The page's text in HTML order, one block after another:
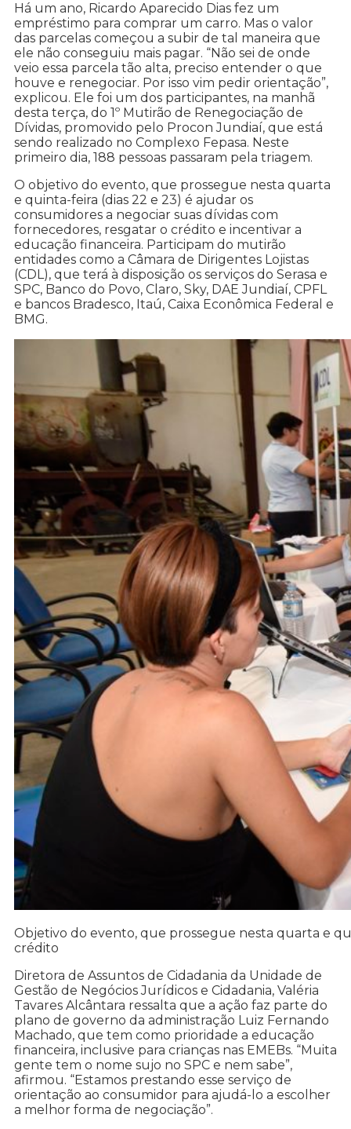
Há um ano, Ricardo Aparecido Dias fez um
empréstimo para comprar um carro. Mas o valor
das parcelas começou a subir de tal maneira que
ele não conseguiu mais pagar. “Não sei de onde
veio essa parcela tão alta, preciso entender o que
houve e renegociar. Por isso vim pedir orientação”,
explicou. Ele foi um dos participantes, na manhã
desta terça, do 1º Mutirão de Renegociação de
Dívidas, promovido pelo Procon Jundiaí, que está
sendo realizado no Complexo Fepasa. Neste
primeiro dia, 188 pessoas passaram pela triagem.
O objetivo do evento, que prossegue nesta quarta
e quinta-feira (dias 22 e 23) é ajudar os
consumidores a negociar suas dívidas com
fornecedores, resgatar o crédito e incentivar a
educação financeira. Participam do mutirão
entidades como a Câmara de Dirigentes Lojistas
(CDL), que terá à disposição os serviços do Serasa e
SPC, Banco do Povo, Claro, Sky, DAE Jundiaí, CPFL
e bancos Bradesco, Itaú, Caixa Econômica Federal e
BMG.
Objetivo do evento, que prossegue nesta quarta e
crédito
Diretora de Assuntos de Cidadania da Unidade de
Gestão de Negócios Jurídicos e Cidadania, Valéria
Tavares Alcântara ressalta que a ação faz parte do
plano de governo da administração Luiz Fernando
Machado, que tem como prioridade a educação
financeira, inclusive para crianças nas EMEBs. “Muita
gente tem o nome sujo no SPC e nem sabe”,
afirmou. “Estamos prestando esse serviço de
orientação ao consumidor para ajudá-lo a escolher
a melhor forma de negociação”.